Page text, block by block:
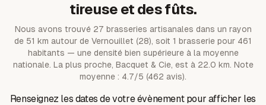
tireuse et des fûts.
Nous avons trouvé 27 brasseries artisanales dans un rayon
de 51 km autour de Vernouillet (28), soit 1 brasserie pour 461
habitants — une densité bien supérieure à la moyenne
nationale. La plus proche, Bacquet & Cie, est à 22.0 km. Note
moyenne : 4.7/5 (462 avis).
Renseignez les dates de votre évènement pour afficher les